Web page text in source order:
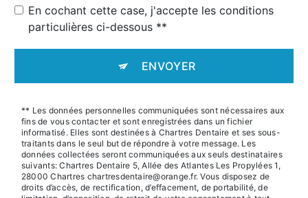
En cochant cette case, j'accepte les conditions
particulières ci-dessous **
ENVOYER
** Les données personnelles communiquées sont nécessaires aux
fins de vous contacter et sont enregistrées dans un fichier
informatisé. Elles sont destinées à Chartres Dentaire et ses sous-
traitants dans le seul but de répondre à votre message. Les
données collectées seront communiquées aux seuls destinataires
suivants: Chartres Dentaire 5, Allée des Atlantes Les Propylées 1,
28000 Chartres chartresdentaire@orange.fr. Vous disposez de
droits d’accès, de rectification, d’effacement, de portabilité, de